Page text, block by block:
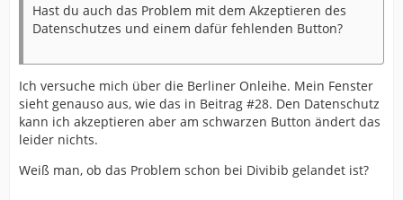
Hast du auch das Problem mit dem Akzeptieren des
Datenschutzes und einem dafür fehlenden Button?
Ich versuche mich über die Berliner Onleihe. Mein Fenster
sieht genauso aus, wie das in Beitrag #28. Den Datenschutz
kann ich akzeptieren aber am schwarzen Button ändert das
leider nichts.
Weiß man, ob das Problem schon bei Divibib gelandet ist?